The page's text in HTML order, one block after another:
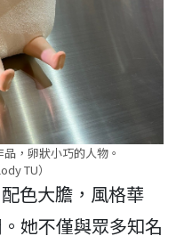
，卵狀小巧的人物。
TU）
配色大膽，風格華
她不僅與眾多知名